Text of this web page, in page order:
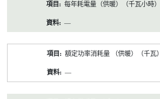
每年耗電量（供暖）（千瓦小時）
—
額定功率消耗量 （供暖）（千瓦）
—